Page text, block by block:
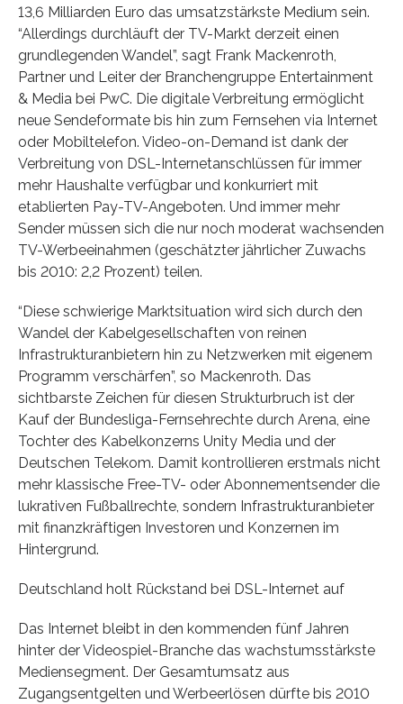
13,6 Milliarden Euro das umsatzstärkste Medium sein.
“Allerdings durchläuft der TV-Markt derzeit einen
grundlegenden Wandel”, sagt Frank Mackenroth,
Partner und Leiter der Branchengruppe Entertainment
& Media bei PwC. Die digitale Verbreitung ermöglicht
neue Sendeformate bis hin zum Fernsehen via Internet
oder Mobiltelefon. Video-on-Demand ist dank der
Verbreitung von DSL-Internetanschlüssen für immer
mehr Haushalte verfügbar und konkurriert mit
etablierten Pay-TV-Angeboten. Und immer mehr
Sender müssen sich die nur noch moderat wachsenden
TV-Werbeeinahmen (geschätzter jährlicher Zuwachs
bis 2010: 2,2 Prozent) teilen.
“Diese schwierige Marktsituation wird sich durch den
Wandel der Kabelgesellschaften von reinen
Infrastrukturanbietern hin zu Netzwerken mit eigenem
Programm verschärfen”, so Mackenroth. Das
sichtbarste Zeichen für diesen Strukturbruch ist der
Kauf der Bundesliga-Fernsehrechte durch Arena, eine
Tochter des Kabelkonzerns Unity Media und der
Deutschen Telekom. Damit kontrollieren erstmals nicht
mehr klassische Free-TV- oder Abonnementsender die
lukrativen Fußballrechte, sondern Infrastrukturanbieter
mit finanzkräftigen Investoren und Konzernen im
Hintergrund.
Deutschland holt Rückstand bei DSL-Internet auf
Das Internet bleibt in den kommenden fünf Jahren
hinter der Videospiel-Branche das wachstumsstärkste
Mediensegment. Der Gesamtumsatz aus
Zugangsentgelten und Werbeerlösen dürfte bis 2010